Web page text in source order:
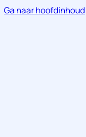
Ga naar hoofdinhoud